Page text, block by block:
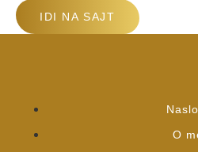
IDI NA SAJT
O